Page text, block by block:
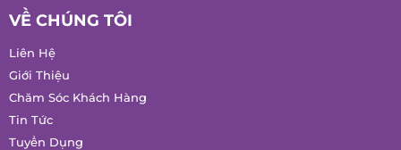
VỀ CHÚNG TÔI
Liên Hệ
Giới Thiệu
Chăm Sóc Khách Hàng
Tin Tức
Tuyển Dụng